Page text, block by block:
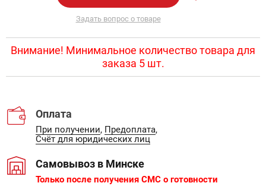
Задать вопрос о товаре
Внимание! Минимальное количество товара для
заказа 5 шт.
Оплата
При получении, Предоплата,
Счёт для юридических лиц
Самовывоз в Минске
Только после получения СМС о готовности